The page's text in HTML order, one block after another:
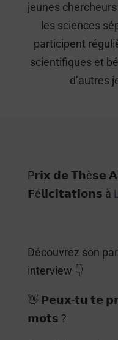
jeunes
les sciences
participent
scientifiques et
d’autres
P𝗿𝗶𝘅 𝗱𝗲 𝗧𝗵è𝘀𝗲
𝗙é𝗹𝗶𝗰𝗶𝘁𝗮𝘁𝗶𝗼𝗻𝘀 à
Découvrez son
interview 👇
👋 𝗣𝗲𝘂𝘅-𝘁𝘂 𝘁𝗲
𝗺𝗼𝘁𝘀 ?